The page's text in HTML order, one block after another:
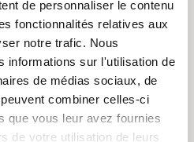
de personnaliser le contenu
fonctionnalités relatives aux
notre trafic. Nous
informations sur l'utilisation de
de médias sociaux, de
combiner celles-ci
que vous leur avez fournies
de votre utilisation de leurs
& Instagram